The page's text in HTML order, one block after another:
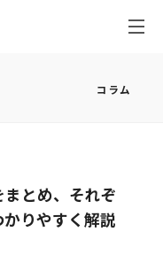
コラム
とめ、それぞ
りやすく解説